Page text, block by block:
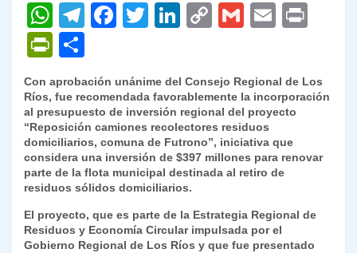
W
h
at
s
A
p
p
T
gr
a
m
F
e
b
o
o
k
T
er
Li
e
dI
n
C
y
Li
n
k
G
l
E
l
P
nt
Fr
ie
n
dl
y
o
m
p
ar
tir
Con aprobación unánime del Consejo Regional de Los
Ríos, fue recomendada favorablemente la incorporación
al presupuesto de inversión regional del proyecto
“Reposición camiones recolectores residuos
domiciliarios, comuna de Futrono”, iniciativa que
considera una inversión de $397 millones para renovar
parte de la flota municipal destinada al retiro de
residuos sólidos domiciliarios.
El proyecto, que es parte de la Estrategia Regional de
Residuos y Economía Circular impulsada por el
Gobierno Regional de Los Ríos y que fue presentado